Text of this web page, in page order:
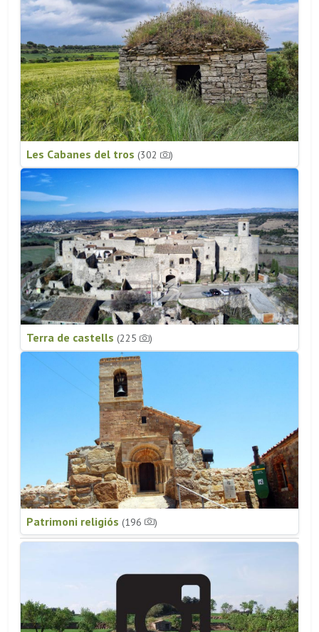
Les Cabanes del tros (302 )
Terra de castells (225 )
Patrimoni religiós (196 )